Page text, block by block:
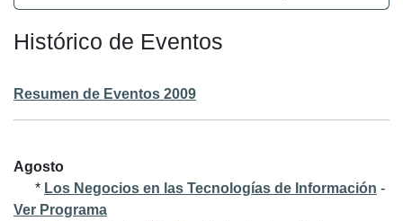
Histórico de Eventos
Resumen de Eventos 2009
Agosto
* Los Negocios en las Tecnologías de Información -
Ver Programa